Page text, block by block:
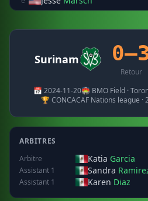
Surinam
Retour
📅 2024-11-20🏟️ BMO Field ·
🏆 CONCACAF Nations league ·
ARBITRES
Arbitre
Katia Garcia
Assistant 1 Sandra
Assistant 1 Karen Diaz